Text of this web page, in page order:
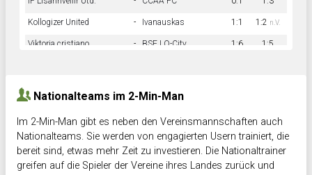
Kollogizer United - Ivanauskas 1:1 1:2 n.V.
Viktoria cristiano - BSF LO-City 1:6 1:5
Nationalteams im 2-Min-Man
Im 2-Min-Man gibt es neben den Vereinsmannschaften auch
Nationalteams. Sie werden von engagierten Usern trainiert, die
bereit sind, etwas mehr Zeit zu investieren. Die Nationaltrainer
greifen auf die Spieler der Vereine ihres Landes zurück und